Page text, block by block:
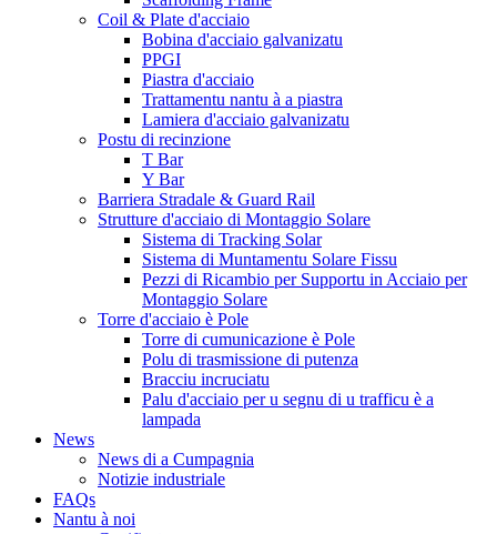
Coil & Plate d'acciaio
Bobina d'acciaio galvanizatu
PPGI
Piastra d'acciaio
Trattamentu nantu à a piastra
Lamiera d'acciaio galvanizatu
Postu di recinzione
T Bar
Y Bar
Barriera Stradale & Guard Rail
Strutture d'acciaio di Montaggio Solare
Sistema di Tracking Solar
Sistema di Muntamentu Solare Fissu
Pezzi di Ricambio per Supportu in Acciaio per
Montaggio Solare
Torre d'acciaio è Pole
Torre di cumunicazione è Pole
Polu di trasmissione di putenza
Bracciu incruciatu
Palu d'acciaio per u segnu di u trafficu è a
lampada
News
News di a Cumpagnia
Notizie industriale
FAQs
Nantu à noi